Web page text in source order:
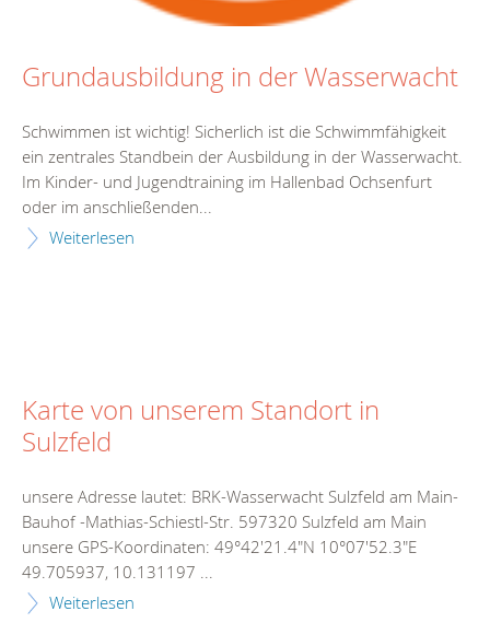
Grundausbildung in der Wasserwacht
Schwimmen ist wichtig! Sicherlich ist die Schwimmfähigkeit
ein zentrales Standbein der Ausbildung in der Wasserwacht.
Im Kinder- und Jugendtraining im Hallenbad Ochsenfurt
oder im anschließenden...
Weiterlesen
Karte von unserem Standort in
Sulzfeld
unsere Adresse lautet: BRK-Wasserwacht Sulzfeld am Main-
Bauhof -Mathias-Schiestl-Str. 597320 Sulzfeld am Main
unsere GPS-Koordinaten: 49°42'21.4"N 10°07'52.3"E
49.705937, 10.131197 ...
Weiterlesen